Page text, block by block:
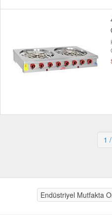
1
Endüstriyel Mutfakta